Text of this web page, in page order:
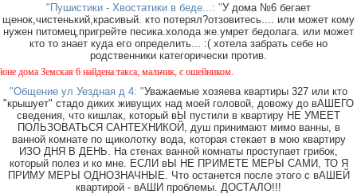
"Пушистики - Хвостатики в беде...: "У дома №6 бегает
щенок,чистенький,красивый. кто потерял?отзовитесь.... или может кому
нужен питомец,пригрейте песика.холода же.умрет бедолага. или может
кто то знает куда его определить... :( хотела забрать себе но
родственники категорически против.
Земская 6 найдена такса, мальчик, с ошейником.
"Общение ул Уездная д 4: "Уважаемые хозяева квартиры 327 или кто
"крышует" стадо диких живущих над моей головой, довожу до вАШЕГО
сведения, что кишлак, который вЫ пустили в квартиру НЕ УМЕЕТ
ПОЛЬЗОВАТЬСЯ САНТЕХНИКОЙ, душ принимают мимо ванны, в
ванной комнате по щиколотку вода, которая стекает в мою квартиру
ИЗО ДНЯ В ДЕНЬ. На стенах ванной комнаты проступает грибок,
который полез и ко мне. ЕСЛИ вЫ НЕ ПРИМЕТЕ МЕРЫ САМИ, ТО Я
ПРИМУ МЕРЫ ОДНОЗНАЧНЫЕ. Что останется после этого с вАШЕЙ
квартирой - вАШИ проблемы. ДОСТАЛО!!!